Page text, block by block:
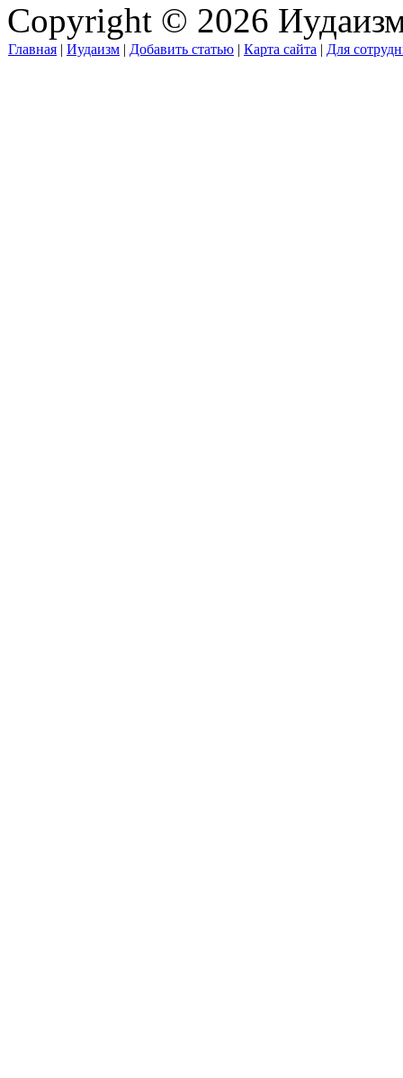
Copyright © 2026
Главная | Иудаизм | Добавить статью | Карта сайта | Для